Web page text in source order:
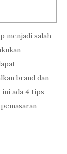
menjadi salah
brand dan
ini ada 4 tips